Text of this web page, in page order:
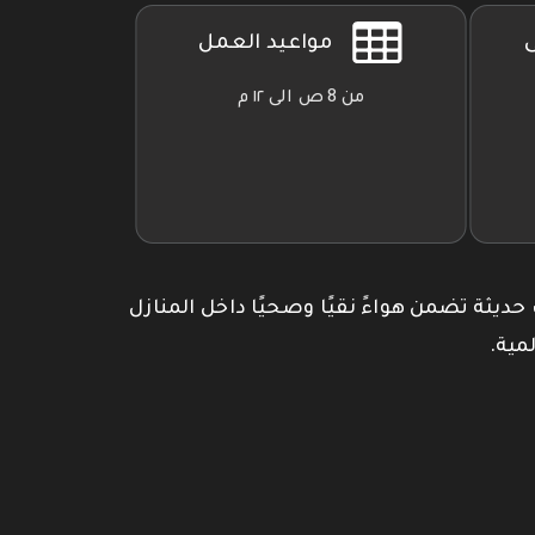
مواعيد العمل
من 8 ص الى ١٢ م
حديثة تضمن هواءً نقيًا وصحيًا داخل المنازل